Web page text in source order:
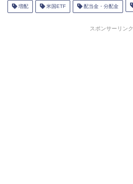
増配 米国ETF 配当金・分配金
スポンサーリンク